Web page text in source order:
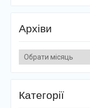
Архіви
Архіви
Категорії